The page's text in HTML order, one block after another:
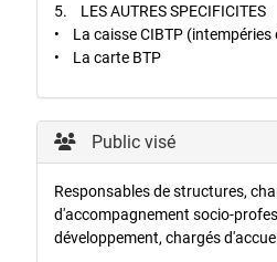
5. LES AUTRES SPECIFICITES
• La caisse CIBTP (intempéries
• La carte BTP
Public visé
Responsables de structures,
d'accompagnement socio-
développement, chargés